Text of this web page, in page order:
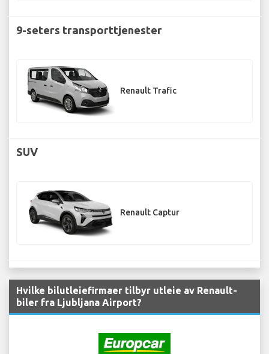
9-seters transporttjenester
Renault Trafic
SUV
Renault Captur
Hvilke bilutleiefirmaer tilbyr utleie av Renault-
biler fra Ljubljana Airport?